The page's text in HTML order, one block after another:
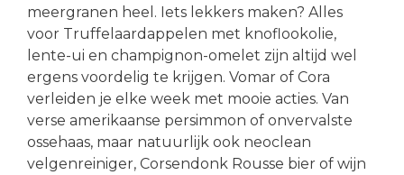
meergranen heel. Iets lekkers maken? Alles
voor Truffelaardappelen met knoflookolie,
lente-ui en champignon-omelet zijn altijd wel
ergens voordelig te krijgen. Vomar of Cora
verleiden je elke week met mooie acties. Van
verse amerikaanse persimmon of onvervalste
ossehaas, maar natuurlijk ook neoclean
velgenreiniger, Corsendonk Rousse bier of wijn